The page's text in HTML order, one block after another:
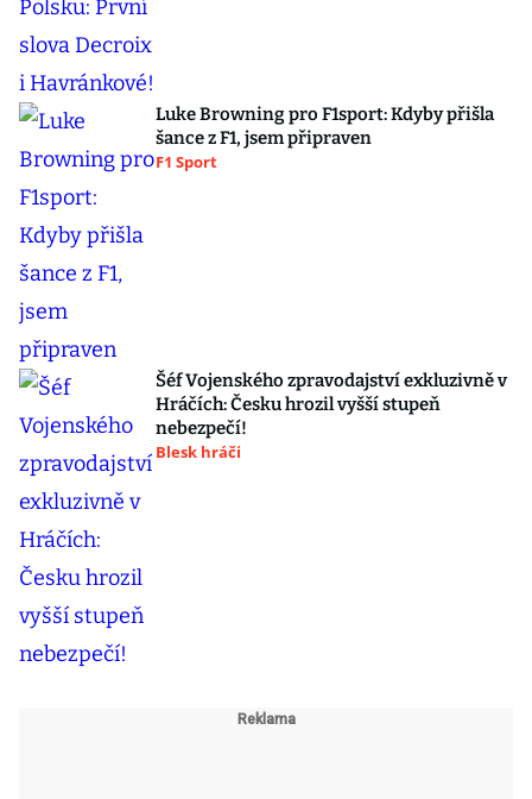
Luke Browning pro F1sport: Kdyby přišla
šance z F1, jsem připraven
F1 Sport
Šéf Vojenského zpravodajství exkluzivně v
Hráčích: Česku hrozil vyšší stupeň
nebezpečí!
Blesk hráči